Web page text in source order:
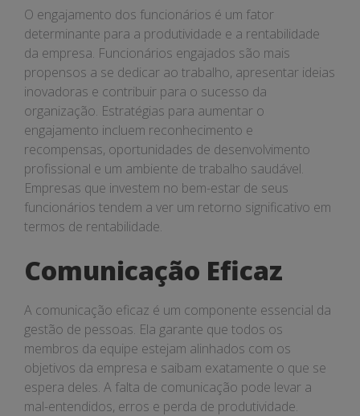
O engajamento dos funcionários é um fator
determinante para a produtividade e a rentabilidade
da empresa. Funcionários engajados são mais
propensos a se dedicar ao trabalho, apresentar ideias
inovadoras e contribuir para o sucesso da
organização. Estratégias para aumentar o
engajamento incluem reconhecimento e
recompensas, oportunidades de desenvolvimento
profissional e um ambiente de trabalho saudável.
Empresas que investem no bem-estar de seus
funcionários tendem a ver um retorno significativo em
termos de rentabilidade.
Comunicação Eficaz
A comunicação eficaz é um componente essencial da
gestão de pessoas. Ela garante que todos os
membros da equipe estejam alinhados com os
objetivos da empresa e saibam exatamente o que se
espera deles. A falta de comunicação pode levar a
mal-entendidos, erros e perda de produtividade.